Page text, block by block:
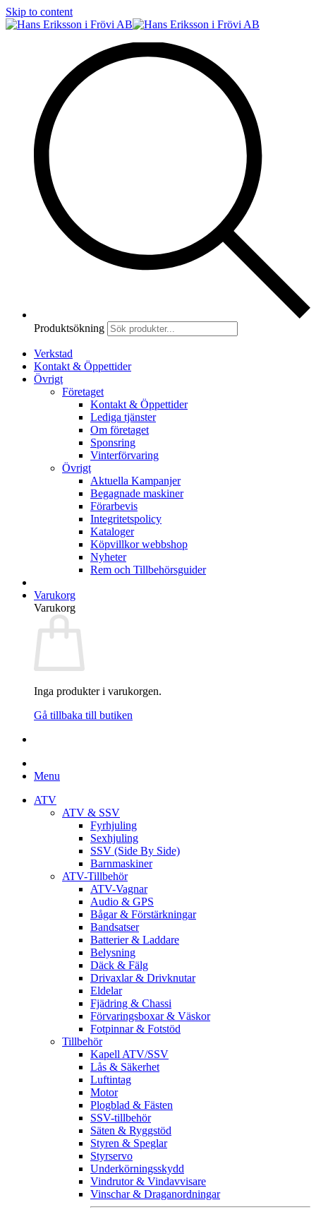
Skip to content
Produktsökning
Verkstad
Kontakt & Öppettider
Övrigt
Företaget
Kontakt & Öppettider
Lediga tjänster
Om företaget
Sponsring
Vinterförvaring
Övrigt
Aktuella Kampanjer
Begagnade maskiner
Förarbevis
Integritetspolicy
Kataloger
Köpvillkor webbshop
Nyheter
Rem och Tillbehörsguider
Varukorg
Varukorg
Inga produkter i varukorgen.
Gå tillbaka till butiken
Menu
ATV
ATV & SSV
Fyrhjuling
Sexhjuling
SSV (Side By Side)
Barnmaskiner
ATV-Tillbehör
ATV-Vagnar
Audio & GPS
Bågar & Förstärkningar
Bandsatser
Batterier & Laddare
Belysning
Däck & Fälg
Drivaxlar & Drivknutar
Eldelar
Fjädring & Chassi
Förvaringsboxar & Väskor
Fotpinnar & Fotstöd
Tillbehör
Kapell ATV/SSV
Lås & Säkerhet
Luftintag
Motor
Plogblad & Fästen
SSV-tillbehör
Säten & Ryggstöd
Styren & Speglar
Styrservo
Underkörningsskydd
Vindrutor & Vindavvisare
Vinschar & Draganordningar